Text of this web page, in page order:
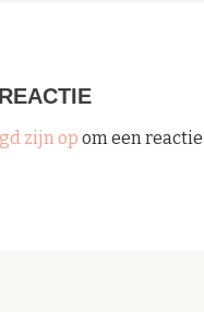
zijn op om een